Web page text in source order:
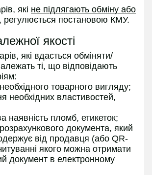
які не підлягають обміну або
, регулюється постановою КМУ.
якості
які вдасться обміняти/
ті, що відповідають
товарного вигляду;
необхідних властивостей,
наявність пломб, етикеток;
документа, який
від продавця (або QR-
якого можна отримати
документ в електронному